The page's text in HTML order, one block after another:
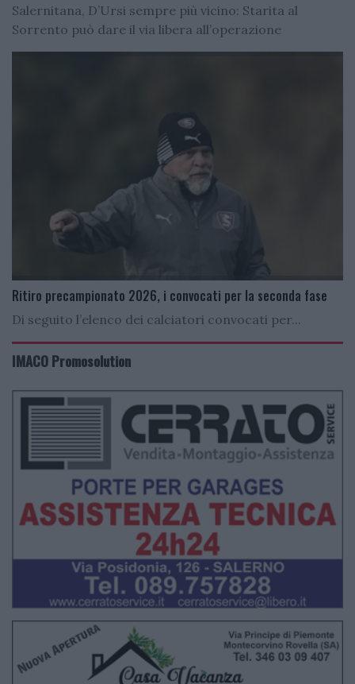
Salernitana, D’Ursi sempre più vicino: Starita al
Sorrento può dare il via libera all’operazione
Ritiro precampionato 2026, i convocati per la seconda fase
Di seguito l’elenco dei calciatori convocati per...
IMACO Promosolution